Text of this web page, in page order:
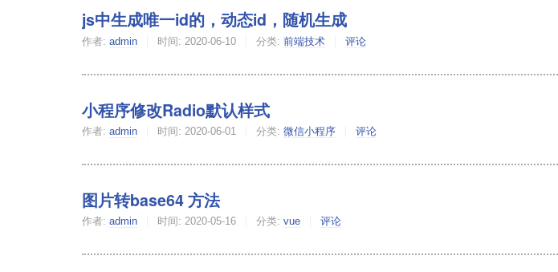
js中生成唯一id的，动态id，随机生成
作者: admin 时间: 2020-06-10 分类: 前端技术 评论
小程序修改Radio默认样式
作者: admin 时间: 2020-06-01 分类: 微信小程序 评论
图片转base64 方法
作者: admin 时间: 2020-05-16 分类: vue 评论